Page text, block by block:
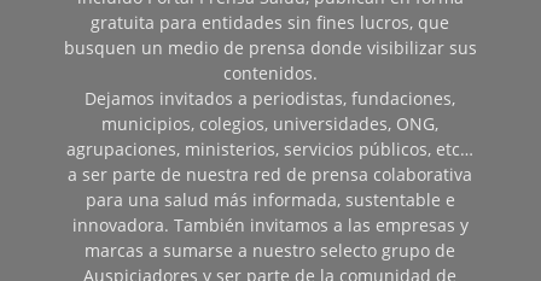
gratuita para entidades sin fines lucros, que
busquen un medio de prensa donde visibilizar sus
contenidos.
Dejamos invitados a periodistas, fundaciones,
municipios, colegios, universidades, ONG,
agrupaciones, ministerios, servicios públicos, etc…
a ser parte de nuestra red de prensa colaborativa
para una salud más informada, sustentable e
innovadora. También invitamos a las empresas y
marcas a sumarse a nuestro selecto grupo de
Auspiciadores y ser parte de la comunidad de